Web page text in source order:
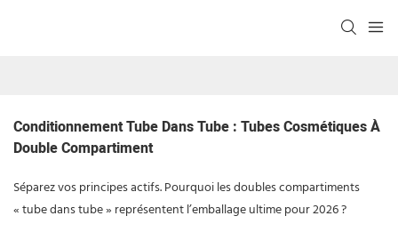
Conditionnement Tube Dans Tube : Tubes Cosmétiques À
Double Compartiment
Séparez vos principes actifs. Pourquoi les doubles compartiments
« tube dans tube » représentent l’emballage ultime pour 2026 ?